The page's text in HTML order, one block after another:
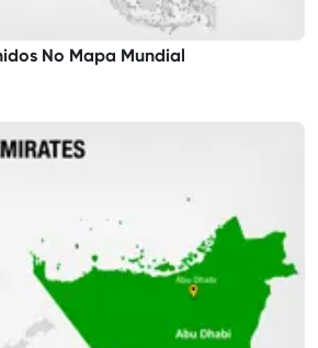
No Mapa Mundial